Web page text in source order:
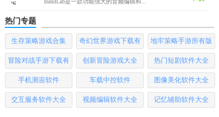
热门专题
生存策略游戏合集
奇幻世界游戏下载有
哪些
地牢策略手游所有版
本
冒险对战手游下载有
哪些
创新冒险游戏大全 热门短剧软件大全
手机测亩软件 车载中控软件 图像美化软件大全
交互服务软件大全 视频编辑软件大全 记忆辅助软件大全